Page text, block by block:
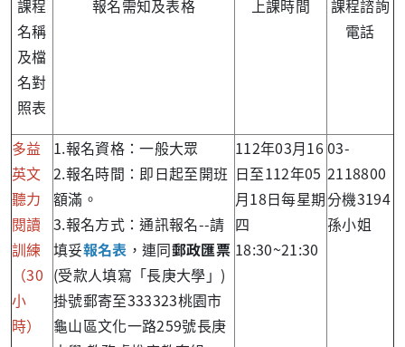
課程
名稱
及檔
名對
照表
報名需知及表格 上課時間
課程諮詢
電話
多益
英文
聽力
閱讀
訓練
（30
小
時）
1.報名資格：一般大眾
2.報名時間：即日起至開班
額滿。
3.報名方式：通訊報名--請
填妥報名表 ，連同郵政匯票
(受款人填寫「長庚大學」)
掛號郵寄至333323桃園市
龜山區文化一路259號長庚
112年03月16
日至112年05
月18日每星期
四
18:30~21:30
03-
2118800
分機3194
孫小姐